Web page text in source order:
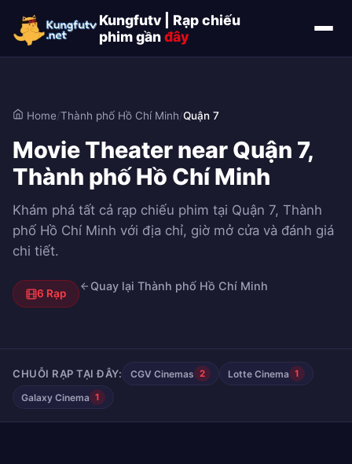
Kungfutv | Rạp chiếu
phim gầnđây
Home/Thành phố Hồ Chí Minh/Quận 7
Movie Theater near Quận 7,
Thành phố Hồ Chí Minh
Khám phá tất cả rạp chiếu phim tại Quận 7, Thành
phố Hồ Chí Minh với địa chỉ, giờ mở cửa và đánh giá
chi tiết.
6 Rạp
Quay lại Thành phố Hồ Chí Minh
CHUỖI RẠP TẠI ĐÂY: CGV Cinemas 2 Lotte Cinema 1
Galaxy Cinema 1